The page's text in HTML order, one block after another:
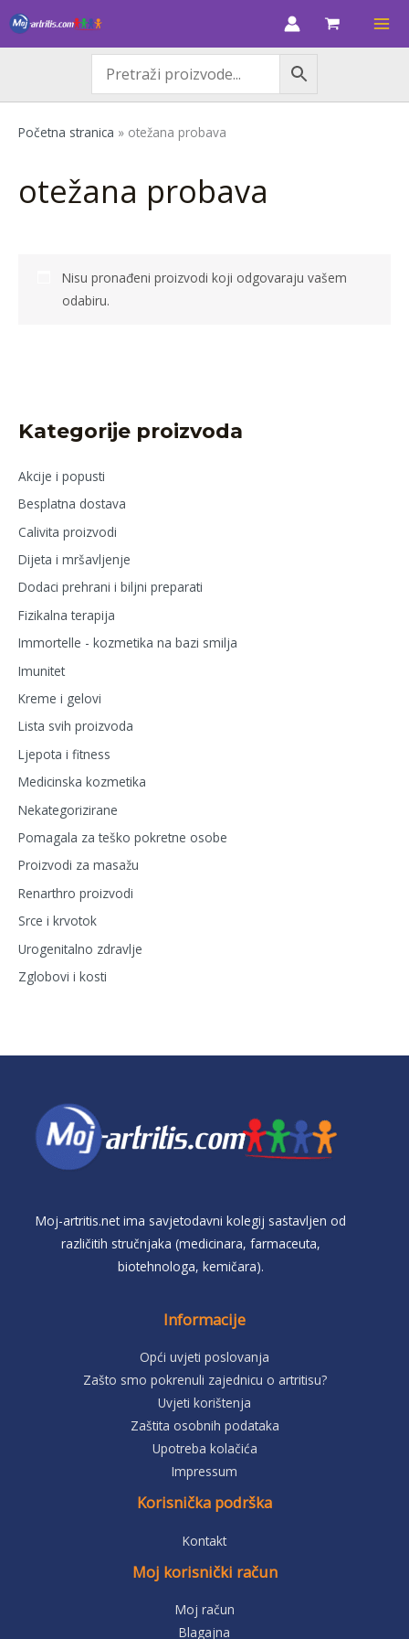
Skip
to
Kategorije proizvoda
Akcije i popusti
Besplatna dostava
Calivita proizvodi
Dijeta i mršavljenje
Dodaci prehrani i biljni preparati
Fizikalna terapija
Immortelle - kozmetika na bazi smilja
Imunitet
Kreme i gelovi
Lista svih proizvoda
Ljepota i fitness
Medicinska kozmetika
Nekategorizirane
Pomagala za teško pokretne osobe
Proizvodi za masažu
Renarthro proizvodi
Srce i krvotok
Urogenitalno zdravlje
Zglobovi i kosti
Početna stranica » otežana probava
otežana probava
Nisu pronađeni proizvodi koji odgovaraju vašem
odabiru.
Moj-artritis.net ima savjetodavni kolegij sastavljen od
različitih stručnjaka (medicinara, farmaceuta,
biotehnologa, kemičara).
Informacije
Opći uvjeti poslovanja
Zašto smo pokrenuli zajednicu o artritisu?
Uvjeti korištenja
Zaštita osobnih podataka
Upotreba kolačića
Impressum
Korisnička podrška
Kontakt
Moj korisnički račun
Moj račun
Blagajna